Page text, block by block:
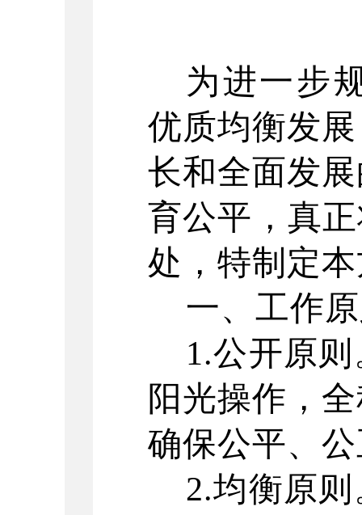
为进一步
优质均衡发
长和全面发
育公平，真
处，特制定
一、工作
1.公开原
阳光操作，
确保公平、
2.均衡原